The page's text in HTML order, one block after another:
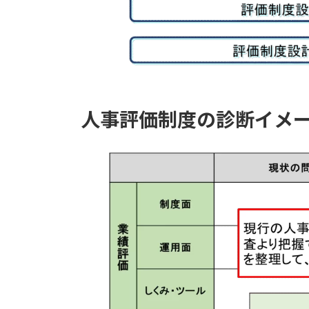
人事評価制度の診断イメ